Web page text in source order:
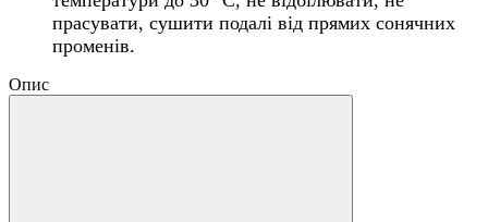
прасувати, сушити подалі від прямих сонячних
променів.
Опис